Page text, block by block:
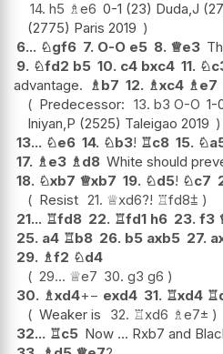
14. h5 ♗e6 0-1 (23) Duda,J
(2775) Paris 2019
6... ♘gf6 7. O-O e5 8. ♕e3
9. ♘fd2 b5 10. c4 bxc4 11. ♘
advantage. ♗b7 12. ♗xc4 ♗e7
Predecessor: 13. b3 O-O 1-
Iniyan,P (2525) Taleigao 2019
13... ♘e6 14. ♘b3! ♖c8 15. ♘
17. ♗e3 ♗d8 White should
18. ♘xb7 ♕xb7 19. ♘d5! ♘c7
Resist 21. ♕xd6?! ♖fd8⩲
21... ♖fd8 22. ♖fd1 h6 23. f3
25. a4 ♖b8 26. b5 axb5 27.
29. ♗f2 ♘d4
29... ♕e7 30. g3 g6
30. ♗xd4+− exd4 31. ♖xd4 ♖
Weaker is
32. ♖xd6 ♗e7±
32... ♖c5 Now ... Rxb7 and